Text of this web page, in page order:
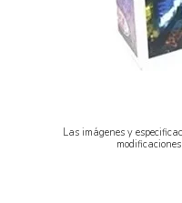
Las imágenes y